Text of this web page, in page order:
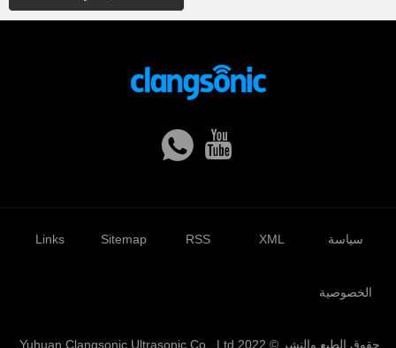
Links Sitemap RSS XML سياسة
الخصوصية